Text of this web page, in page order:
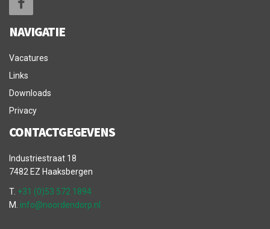
NAVIGATIE
Vacatures
Links
Downloads
Privacy
CONTACTGEGEVENS
Industriestraat 18
7482 EZ Haaksbergen
T. +31 (0)53 572 1894
M. info@noordendorp.nl